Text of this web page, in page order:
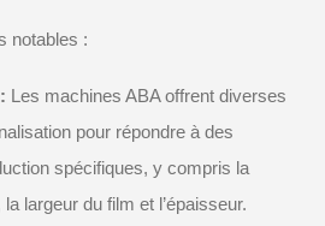
notables :
Les machines ABA offrent diverses
pour répondre à des
spécifiques, y compris la
largeur du film et l’épaisseur.